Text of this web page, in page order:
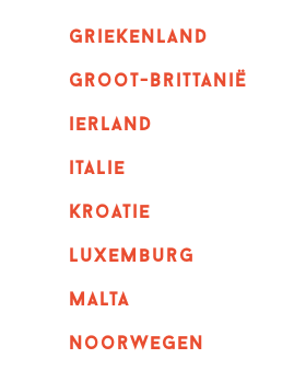
griekenland
Groot-Brittanië
ierland
italie
kroatie
luxemburg
malta
noorwegen